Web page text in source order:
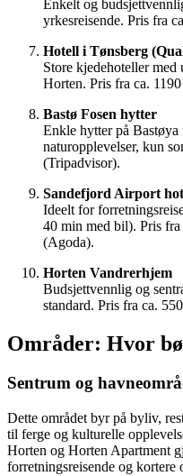
Enkelt og
yrkesreisende. Pris fra
Hotell i Tønsberg
Store kjedehoteller
Horten. Pris fra ca.
Bastø Fosen hytter
Enkle hytter på
naturopplevelser, kun
(Tripadvisor).
Sandefjord Airport
Ideelt for
40 min med bil). Pris
(Agoda).
Horten Vandrerhjem
Budsjettvennlig og
standard. Pris fra ca.
Områder: Hvor
Sentrum og
Dette området byr på byliv,
til ferge og kulturelle
Horten og Horten Apartment
forretningsreisende og kortere